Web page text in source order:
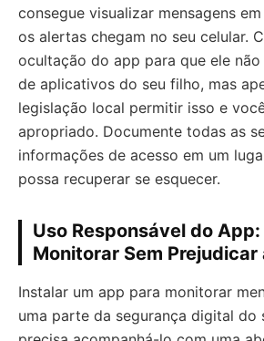
consegue visualizar mensagens
os alertas chegam no seu celular.
ocultação do app para que ele
de aplicativos do seu filho, mas
legislação local permitir isso e
apropriado. Documente todas as
informações de acesso em um
possa recuperar se esquecer.
Uso Responsável do
Monitorar Sem Prejudicar
Instalar um app para monitorar
uma parte da segurança digital do